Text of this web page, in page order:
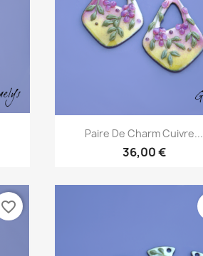
 Aperçu rapide
Paire De Charm Cuivre...
36,00 €
favorite_border